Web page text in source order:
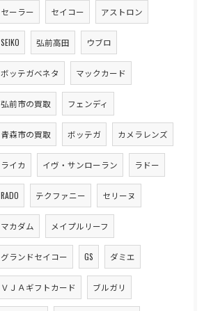
セーラー セイコー アストロン
SEIKO 弘前高田 ウブロ
ボッテガベネタ マックカード
弘前市の買取 フェンディ
青森市の買取 ボッテガ カメラレンズ
ライカ イヴ・サンローラン ラドー
RADO テクファニー セリーヌ
マカダム メイプルリーフ
グランドセイコー GS ダミエ
ＶＪＡギフトカード ブルガリ